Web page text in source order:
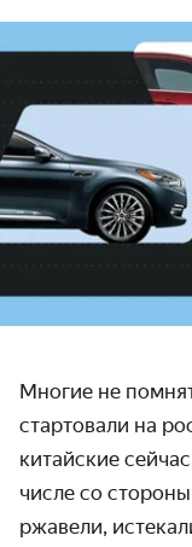
Многие не
стартовали на
китайские
числе со
ржавели,